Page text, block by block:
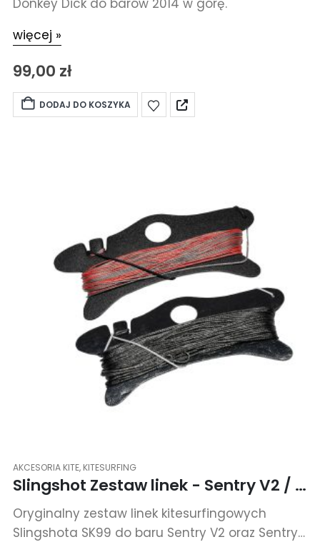
Donkey Dick do barów 2014 w górę.
więcej »
99,00 zł
DODAJ DO KOSZYKA
AKCESORIA KITE, KITESURFING
Slingshot Zestaw linek - Sentry V2 / Sentry V3 22m Flying Line Set
Oryginalny zestaw linek kitesurfingowych
Slingshota SK99 do baru Sentry V2 oraz Sentry